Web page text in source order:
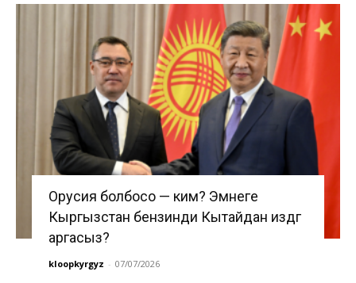
Орусия болбосо — ким? Эмнеге
Кыргызстан бензинди Кытайдан издөөгө
аргасыз?
kloopkyrgyz - 07/07/2026